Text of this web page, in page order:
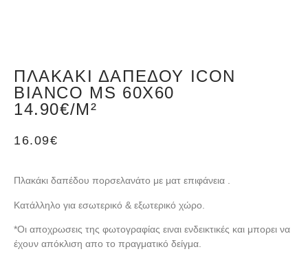
ΠΛΑΚΆΚΙ ΔΑΠΈΔΟΥ ICON
BIANCO MS 60X60
14.90€/M²
16.09€
Πλακάκι δαπέδου πορσελανάτο με ματ επιφάνεια .
Κατάλληλο για εσωτερικό & εξωτερικό χώρο.
*Oι αποχρωσεις της φωτογραφίας ειναι ενδεικτικές και μπορει να
έχουν απόκλιση απο το πραγματικό δείγμα.